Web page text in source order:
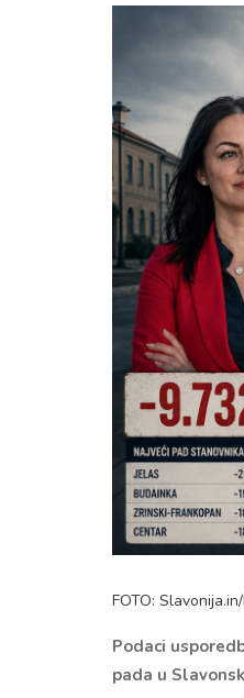
FOTO:
Podaci
pada u